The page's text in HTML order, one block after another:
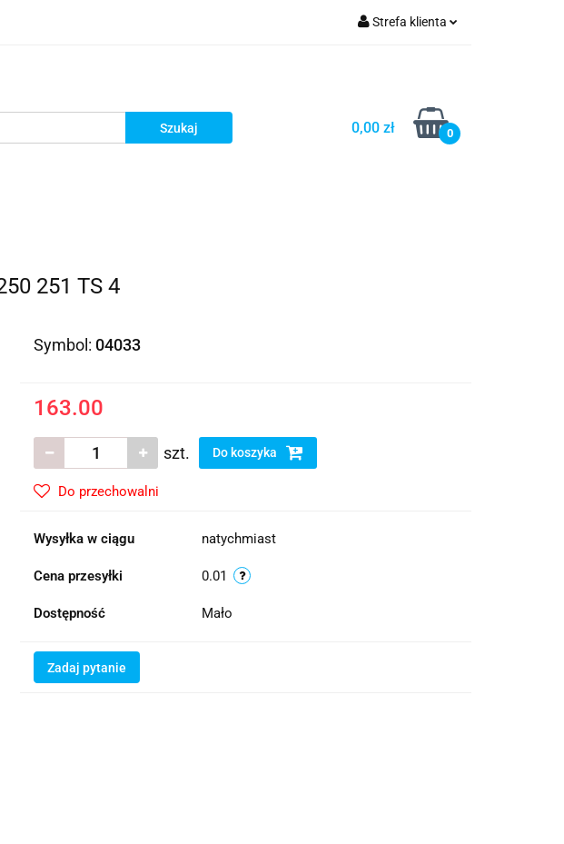
Strefa klienta
Dodaj zgłoszenie
0,00 zł 0
251 TS 4
Symbol: 04033
163.00
szt. Do koszyka
Do przechowalni
Wysyłka w ciągu natychmiast
Cena przesyłki 0.01
Dostępność Mało
Zadaj pytanie